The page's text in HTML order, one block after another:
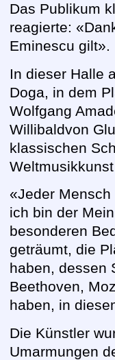
Das Publikum
reagierte:
Eminescu gilt».
In dieser Halle
Doga, in dem
Wolfgang
Willibaldvon
klassischen
«Jeder
ich bin der
besonderen
geträumt, die
haben, dessen
Beethoven,
haben, in
Die Künstler
Umarmungen